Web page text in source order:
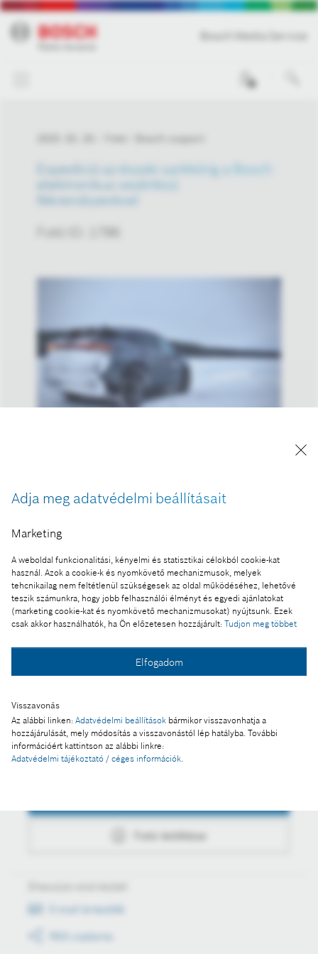
Adja meg adatvédelmi beállításait
Marketing
A weboldal funkcionalitási, kényelmi és statisztikai célokból cookie-kat
használ. Azok a cookie-k és nyomkövető mechanizmusok, melyek
tehcnikailag nem feltétlenül szükségesek az oldal működéséhez, lehetővé
teszik számunkra, hogy jobb felhasználói élményt és egyedi ajánlatokat
(marketing cookie-kat és nyomkövető mechanizmusokat) nyújtsunk. Ezek
csak akkor használhatók, ha Ön előzetesen hozzájárult: Tudjon meg többet
Elfogadom
Visszavonás
Az alábbi linken: Adatvédelmi beállítások bármikor visszavonhatja a
hozzájárulását, mely módosítás a visszavonástól lép hatályba. További
információért kattintson az alábbi linkre:
Adatvédelmi tájékoztató / céges információk
Expedíció az északi sarkkörig a Bosch
elektronikus vezérlésű
fékrendszerével
számára díjmentesen felhasználható.
Ennek a sajtóközleménynek a része:
Expedíció az északi sarkkörig a Bosch elektronikus
vezérlésű fékrendszerével
Fotó a kosárba
Műveletek
Fotó letöltése
E-mail értesítők
RSS csatorna